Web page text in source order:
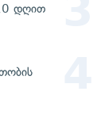
დღით